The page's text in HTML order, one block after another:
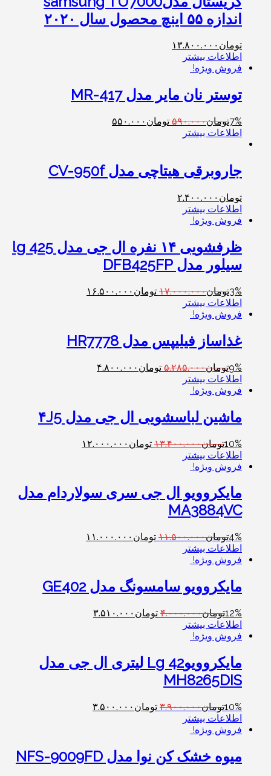
اندازه ۵۵ اینچ محصول سال ۲۰۲۰‎
تومان ۱۳.۸۰۰.۰۰۰
اطلاعات بیشتر
فروش ویژه!
توستر نان مایر مدل MR-417
7%تومان۵۹۰.۰۰۰ تومان ۵۵۰.۰۰۰
اطلاعات بیشتر
جاروبرقی هیتاچی مدل CV-950f
تومان ۲.۴۰۰.۰۰۰
اطلاعات بیشتر
فروش ویژه!
ظرفشویی ۱۴ نفره ال جی مدل lg 425
سیلور مدل DFB425FP
3%تومان۱۷.۰۰۰.۰۰۰ تومان ۱۶.۵۰۰.۰۰۰
اطلاعات بیشتر
فروش ویژه!
غذاساز فیلیپس مدل HR7778
9%تومان۵.۲۸۵.۰۰۰ تومان ۴.۸۰۰.۰۰۰
اطلاعات بیشتر
فروش ویژه!
ماشین لباسشویی ال جی مدل ۴J5
10%تومان۱۳.۴۰۰.۰۰۰ تومان ۱۲.۰۰۰.۰۰۰
اطلاعات بیشتر
فروش ویژه!
مایکروویو ال جی سری سولاردام مدل
MA3884VC
4%تومان۱۱.۵۰۰.۰۰۰ تومان ۱۱.۰۰۰.۰۰۰
اطلاعات بیشتر
فروش ویژه!
مایکروویو سامسونگ مدل GE402
12%تومان۴.۰۰۰.۰۰۰ تومان ۳.۵۱۰.۰۰۰
اطلاعات بیشتر
فروش ویژه!
مایکروویوLg 42 لیتری ال جی مدل
MH8265DIS
10%تومان۳.۹۰۰.۰۰۰ تومان ۳.۵۰۰.۰۰۰
اطلاعات بیشتر
فروش ویژه!
میوه خشک کن نوا مدل NFS-9009FD